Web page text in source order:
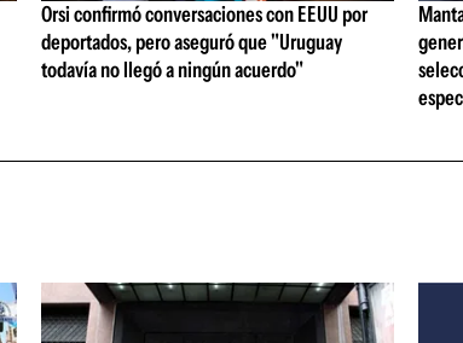
Orsi confirmó conversaciones con EEUU por
deportados, pero aseguró que "Uruguay
todavía no llegó a ningún acuerdo"